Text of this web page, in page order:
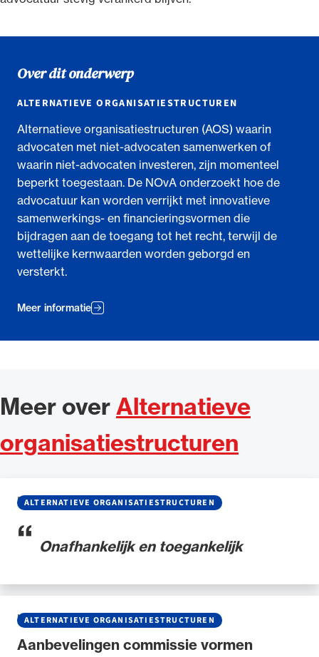
Over dit onderwerp
ALTERNATIEVE ORGANISATIESTRUCTUREN
Alternatieve organisatiestructuren (AOS) waarin
advocaten met niet-advocaten samenwerken of
waarin niet-advocaten investeren, zijn momenteel
beperkt toegestaan. De NOvA onderzoekt hoe de
advocatuur kan worden verrijkt met innovatieve
samenwerkings- en financieringsvormen die
bijdragen aan de toegang tot het recht, terwijl de
wettelijke kernwaarden worden geborgd en
versterkt.
Meer informatie
Meer over Alternatieve
organisatiestructuren
Onafhankelijk en toegankelijk
ALTERNATIEVE ORGANISATIESTRUCTUREN
BLOG•11 JUNI 2026
Aanbevelingen commissie vormen
ALTERNATIEVE ORGANISATIESTRUCTUREN
NIEUWS•29 MEI 2026